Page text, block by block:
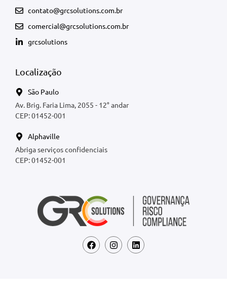
contato@grcsolutions.com.br
comercial@grcsolutions.com.br
grcsolutions
Localização
São Paulo
Av. Brig. Faria Lima, 2055 - 12° andar
CEP: 01452-001
Alphaville
Abriga serviços confidenciais
CEP: 01452-001